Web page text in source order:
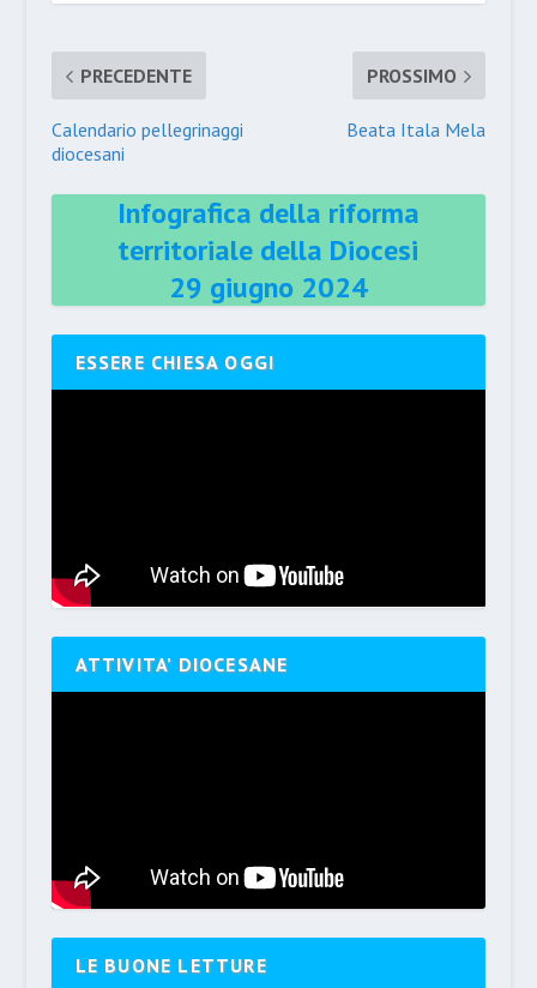
PRECEDENTE
Calendario pellegrinaggi
diocesani
PROSSIMO
Beata Itala Mela
Infografica della riforma
territoriale della Diocesi
29 giugno 2024
ESSERE CHIESA OGGI
ATTIVITA’ DIOCESANE
LE BUONE LETTURE